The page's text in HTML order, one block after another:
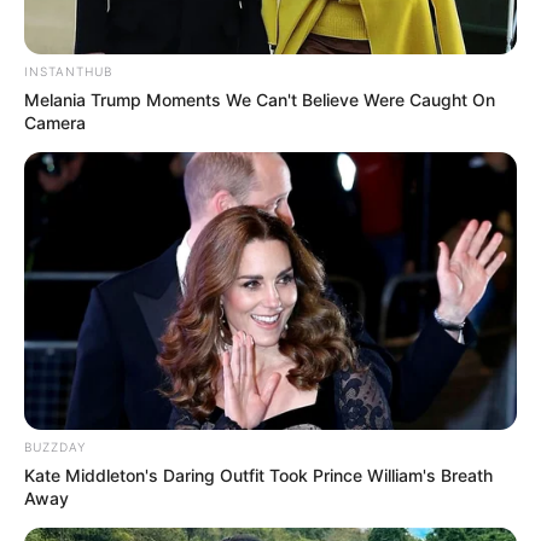
YouTube
Dikutip dari
INSTANTHUB
Melania Trump Moments We Can't Believe Were Caught On
Camera
BUZZDAY
Kate Middleton's Daring Outfit Took Prince William's Breath
Away